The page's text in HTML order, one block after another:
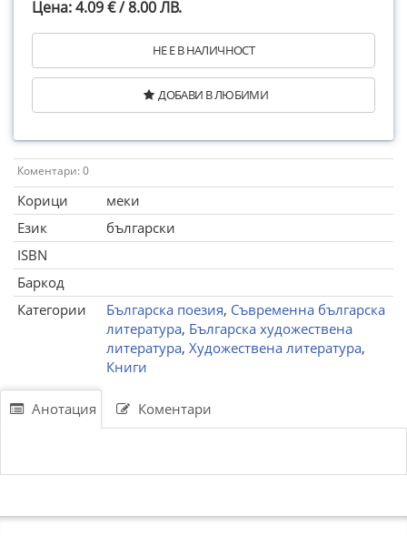
Цена: 4.09 € / 8.00 ЛВ.
НЕ Е В НАЛИЧНОСТ
ДОБАВИ В ЛЮБИМИ
Коментари: 0
Корици
меки
Език
български
ISBN
Баркод
Категории
Българска поезия, Съвременна българска
литература, Българска художествена
литература, Художествена литература,
Книги
Анотация Коментари